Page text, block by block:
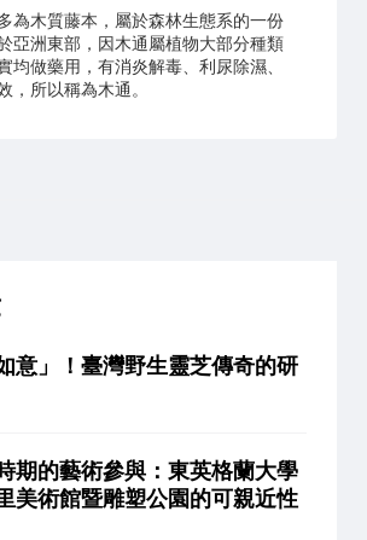
為木質藤本，屬於森林生態系的一份
亞洲東部，因木通屬植物大部分種類
均做藥用，有消炎解毒、利尿除濕、
，所以稱為木通。
意」！臺灣野生靈芝傳奇的研
期的藝術參與：東英格蘭大學
美術館暨雕塑公園的可親近性